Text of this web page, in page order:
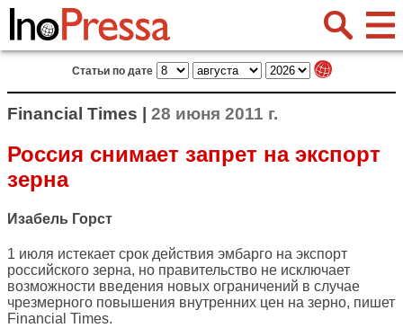
Статьи по дате
Financial Times | 28 июня 2011 г.
Россия снимает запрет на экспорт
зерна
Изабель Горст
1 июля истекает срок действия эмбарго на экспорт
российского зерна, но правительство не исключает
возможности введения новых ограничений в случае
чрезмерного повышения внутренних цен на зерно, пишет
Financial Times.